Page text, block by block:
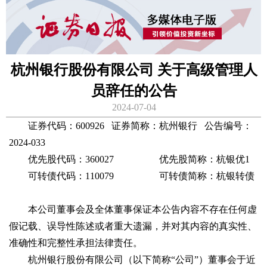
杭州银行股份有限公司 关于高级管理人
员辞任的公告
2024-07-04
证券代码：600926 证券简称：杭州银行 公告编号：
2024-033
优先股代码：360027 优先股简称：杭银优1
可转债代码：110079 可转债简称：杭银转债
本公司董事会及全体董事保证本公告内容不存在任何虚
假记载、误导性陈述或者重大遗漏，并对其内容的真实性、
准确性和完整性承担法律责任。
杭州银行股份有限公司（以下简称“公司”）董事会于近